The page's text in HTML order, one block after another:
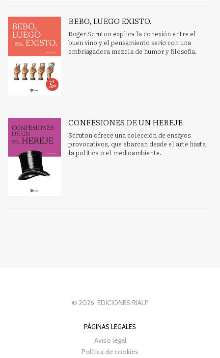
BEBO, LUEGO EXISTO.
Roger Scruton explica la conexión entre el
buen vino y el pensamiento serio con una
embriagadora mezcla de humor y filosofía.
CONFESIONES DE UN HEREJE
Scruton ofrece una colección de ensayos
provocativos, que abarcan desde el arte hasta
la política o el medioambiente.
© 2026, EDICIONES RIALP
PÁGINAS LEGALES
Aviso legal
Política de cookies